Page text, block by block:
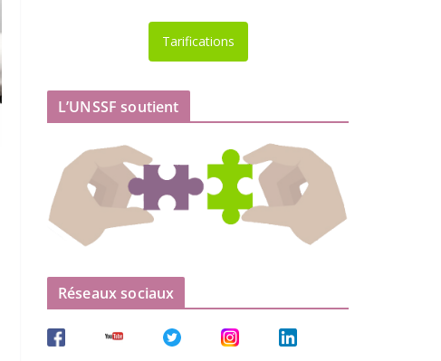
Tarifications
L’UNSSF soutient
Réseaux sociaux